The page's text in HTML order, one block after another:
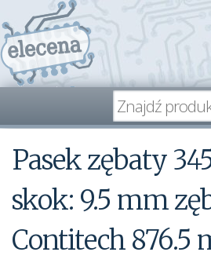
Pasek zębaty
skok: 9.5 mm
Contitech 876.5